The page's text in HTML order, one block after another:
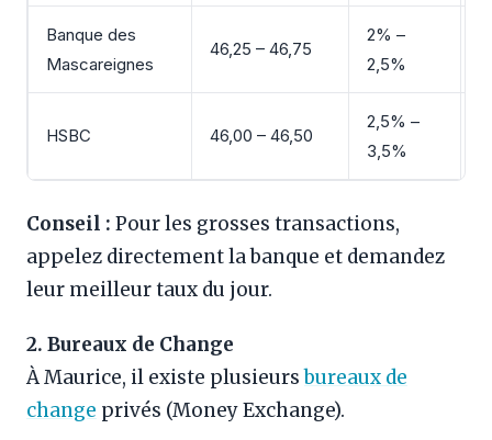
Banque des
Mascareignes
46,25 – 46,75
2% –
2,5%
HSBC 46,00 – 46,50
2,5% –
3,5%
Conseil : Pour les grosses transactions,
appelez directement la banque et demandez
leur meilleur taux du jour.
2. Bureaux de Change
À Maurice, il existe plusieursbureaux de
change privés (Money Exchange).